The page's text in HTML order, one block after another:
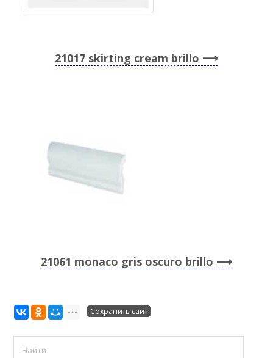
21017 skirting cream brillo
21061 monaco gris oscuro brillo
Сохранить сайт